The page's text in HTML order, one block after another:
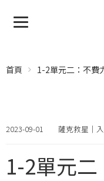
首頁 1-2單元二：不費
2023-09-01 薩克救星｜
1-2單元